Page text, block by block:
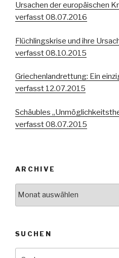
Ursachen der europäischen
verfasst 08.07.2016
Flüchlingskrise und ihre
verfasst 08.10.2015
Griechenlandrettung: Ein
verfasst 12.07.2015
Schäubles
verfasst 08.07.2015
ARCHIVE
SUCHEN